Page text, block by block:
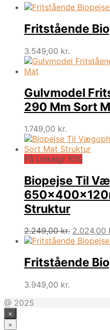
Fritstående
3.549,00 kr.
Gulvmodel
290 Mm Sort
1.749,00 kr.
På Udsalg! 10%
Biopejse Til
Struktur
2.249,00kr. Den
var:
2.249,00
2.024,00
Fritstående
3.949,00 kr.
@ 2025
×
×